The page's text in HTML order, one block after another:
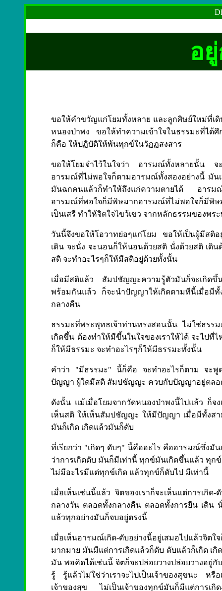
อ
ขอให้คำขวัญแก่โยมทั้งหลาย และลูกศิษย์ใหม่ที่เ
หนองป่าพง ขอให้ทำความเข้าใจในธรรมะที่ได้
ก็คือ ให้ปฏิบัติให้พ้นทุกข์ในวัฏฏสงสาร
ขอให้โยมจำไว้ในใจว่า อารมณ์ทั้งหลายนั้น
อารมณ์ที่ไม่พอใจก็ตามอารมณ์ทั้งสองอย่างนี้ มัน
มันฉกคนแล้วก็ทำให้ถึงแก่ความตายได้ อารมณ์
อารมณ์ที่พอใจก็มีพิษมากอารมณ์ที่ไม่พอใจก็มีพิ
เป็นเสรี ทำให้จิตใจไขว้เขว จากหลักธรรมของพร
วันนี้จึงขอให้โอวาทย่อๆแก่โยม ขอให้เป็นผู้มีสติ
เดิน จะนั่ง จะนอนก็ให้นอนด้วยสติ นั่งด้วยสติ เดิ
สติ จะทำอะไรๆก็ให้มีสติอยู่ด้วยทั้งนั้น
เมื่อมีสติแล้ว สัมปชัญญะความรู้ตัวมันก็จะเกิด
พร้อมกันแล้ว ก็จะนำปัญญาให้เกิดตามทีนี้เมื่อ
กลางคืน
ธรรมะที่พระพุทธเจ้าท่านทรงสอนนั้น ไม่ใช่ธรร
เกิดขึ้น ต้องทำให้มีขึ้นในใจของเราให้ได้ จะไป
ก็ให้มีธรรมะ จะทำอะไรๆก็ให้มีธรรมะทั้งนั้น
คำว่า "มีธรรมะ" นี้ก็คือ จะทำอะไรก็ตาม จะ
ปัญญา ผู้ใดมีสติ สัมปชัญญะ ควบกับปัญญาอยู่ตลอด
ดังนั้น แม้เมื่อโยมจากวัดหนองป่าพงนี้ไปแล้ว ก็จ
เห็นสติ ให้เห็นสัมปชัญญะ ให้มีปัญญา เมื่อมีทั้งสา
มันก็เกิด เกิดแล้วมันก็ดับ
ที่เรียกว่า "เกิดๆ ดับๆ" นี้คืออะไร คืออารมณ์ซึ่งมั
ว่าการเกิดดับ มันก็มีเท่านี้ ทุกข์มันเกิดขึ้นแล้ว ทุ
ไม่มีอะไรมีแต่ทุกข์เกิด แล้วทุกข์ก็ดับไป มีเท่านี้
เมื่อเห็นเช่นนี้แล้ว จิตของเราก็จะเห็นแต่การเกิ
กลางวัน ตลอดทั้งกลางคืน ตลอดทั้งการยืน เดิน
แล้วทุกอย่างมันก็จบอยู่ตรงนี้
เมื่อเห็นอารมณ์เกิด-ดับอย่างนี้อยู่เสมอไปแล้ว
มากมาย มันมีแต่การเกิดแล้วก็ดับ ดับแล้วก็เกิด เ
มัน พอคิดได้เช่นนี้ จิตก็จะปล่อยวางปล่อยวางอยู่กั
รู้ รู้แล้วไม่ใช่ว่าเราจะไปเป็นเจ้าของสุขนะ หรื
เจ้าของสุข ไม่เป็นเจ้าของทุกข์มันก็มีแต่การเ